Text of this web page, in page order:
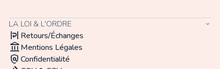
LA LOI & L'ORDRE keyboard_arrow_down
format_text_wrap Retours/Échanges
account_balanceMentions Légales
policy Confidentialité